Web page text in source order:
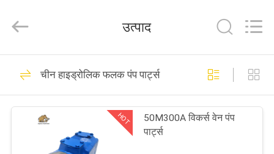
उत्पादों
Power
Co.,Ltd.
Reserved.
हाइड्रोलिक पिस्टन पंप
भागों
528
उत्पाद
चीन हाइड्रोलिक फलक पंप पार्ट्स
HOT
50M300A विकर्स वेन पंप
पार्ट्स